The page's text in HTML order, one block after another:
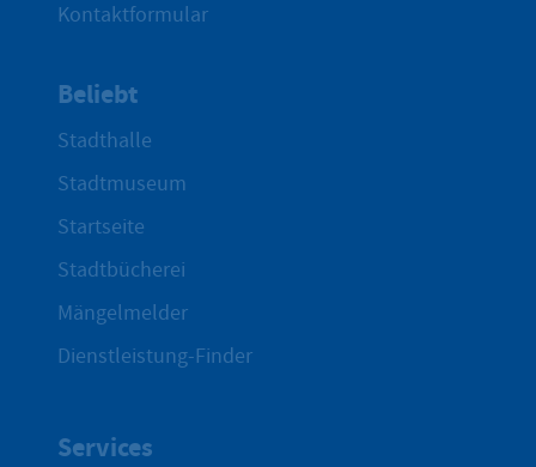
Kontaktformular
Beliebt
Stadthalle
Stadtmuseum
Startseite
Stadtbücherei
Mängelmelder
Dienstleistung-Finder
Services